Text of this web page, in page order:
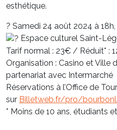
esthétique.
? Samedi 24 août 2024 à 18h,
Espace culturel Saint-
Tarif normal : 23€ / Réduit* :
Organisation : Casino et Ville
partenariat avec Intermarché
Réservations à l’Office de
sur Billetweb.fr/pro/
* Moins de 10 ans, étudiants